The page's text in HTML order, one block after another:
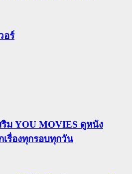
อร์
ม YOU MOVIES ดูหนัง
รื่องทุกรอบทุกวัน